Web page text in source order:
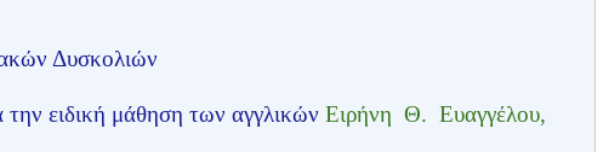
Δυσκολιών
την ειδική μάθηση των αγγλικών Ειρήνη Θ. Ευαγγέλου,